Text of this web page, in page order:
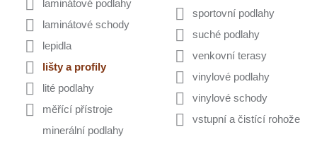
laminátové podlahy
laminátové schody
lepidla
lišty a profily
lité podlahy
měřící přístroje
minerální podlahy
sportovní podlahy
suché podlahy
venkovní terasy
vinylové podlahy
vinylové schody
vstupní a čistící rohože